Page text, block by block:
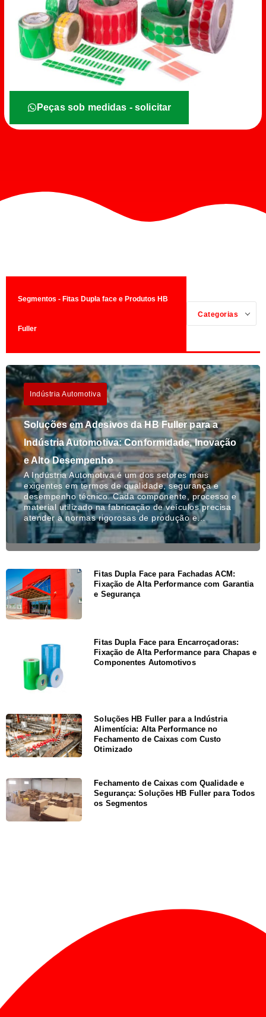
Peças sob medidas - solicitar
Segmentos - Fitas Dupla face e Produtos HB
Fuller
Categorias
Indústria Automotiva
Soluções em Adesivos da HB Fuller para a
Indústria Automotiva: Conformidade, Inovação
e Alto Desempenho
A Indústria Automotiva é um dos setores mais
exigentes em termos de qualidade, segurança e
desempenho técnico. Cada componente, processo e
material utilizado na fabricação de veículos precisa
atender a normas rigorosas de produção e…
Fitas Dupla Face para Fachadas ACM:
Fixação de Alta Performance com Garantia
e Segurança
Fitas Dupla Face para Encarroçadoras:
Fixação de Alta Performance para Chapas e
Componentes Automotivos
Soluções HB Fuller para a Indústria
Alimentícia: Alta Performance no
Fechamento de Caixas com Custo
Otimizado
Fechamento de Caixas com Qualidade e
Segurança: Soluções HB Fuller para Todos
os Segmentos